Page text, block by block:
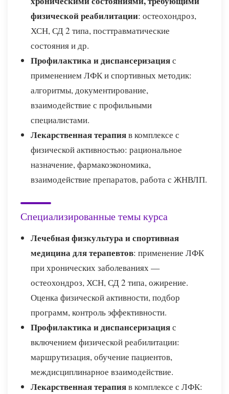
физической реабилитации: остеохондроз,
ХСН, СД 2 типа, посттравматические
состояния и др.
Профилактика и диспансеризацияс
применением ЛФК и спортивных методик:
алгоритмы, документирование,
взаимодействие с профильными
специалистами.
Лекарственная терапияв комплексе с
физической активностью: рациональное
назначение, фармакоэкономика,
взаимодействие препаратов, работа с ЖНВЛП.
Специализированные темы курса
Лечебная физкультура и спортивная
медицина для терапевтов: применение ЛФК
при хронических заболеваниях —
остеохондроз, ХСН, СД 2 типа, ожирение.
Оценка физической активности, подбор
программ, контроль эффективности.
Профилактика и диспансеризацияс
включением физической реабилитации:
маршрутизация, обучение пациентов,
междисциплинарное взаимодействие.
Лекарственная терапияв комплексе с ЛФК: